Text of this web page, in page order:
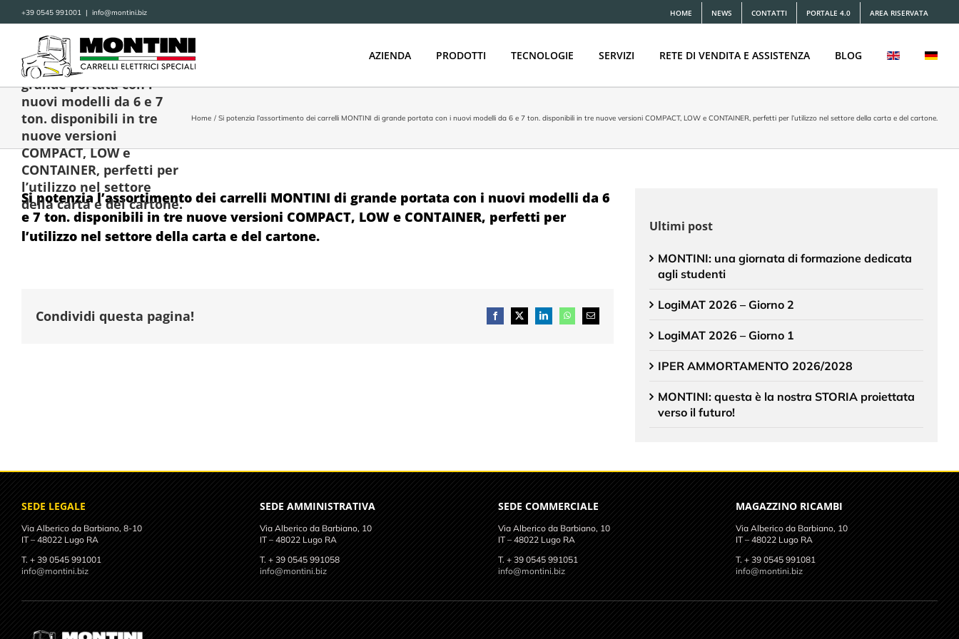
Salta
al
contenuto
+39 0545 991001 | info@montini.biz HOME NEWS CONTATTI PORTALE 4.0 AREA RISERVATA
AZIENDA PRODOTTI TECNOLOGIE SERVIZI RETE DI VENDITA E ASSISTENZA BLOG
Si potenzia
l’assortimento dei
carrelli MONTINI di
grande portata con i
nuovi modelli da 6 e 7
ton. disponibili in tre
nuove versioni
COMPACT, LOW e
CONTAINER, perfetti per
l’utilizzo nel settore
della carta e del cartone.
Home Si potenzia l’assortimento dei carrelli MONTINI di grande portata con i nuovi modelli da 6 e 7 ton. disponibili in tre nuove versioni COMPACT, LOW e CONTAINER, perfetti per l’utilizzo nel settore della carta e del cartone.
Si potenzia l’assortimento dei carrelli MONTINI di grande portata con i nuovi modelli da 6
e 7 ton. disponibili in tre nuove versioni COMPACT, LOW e CONTAINER, perfetti per
l’utilizzo nel settore della carta e del cartone.
Condividi questa pagina! Facebook
X LinkedInWhatsAppEmail
Ultimi post
MONTINI: una giornata di formazione dedicata
agli studenti
LogiMAT 2026 – Giorno 2
LogiMAT 2026 – Giorno 1
IPER AMMORTAMENTO 2026/2028
MONTINI: questa è la nostra STORIA proiettata
verso il futuro!
SEDE LEGALE
Via Alberico da Barbiano, 8-10
IT – 48022 Lugo RA
T. + 39 0545 991001
info@montini.biz
SEDE AMMINISTRATIVA
Via Alberico da Barbiano, 10
IT – 48022 Lugo RA
T. + 39 0545 991058
info@montini.biz
SEDE COMMERCIALE
Via Alberico da Barbiano, 10
IT – 48022 Lugo RA
T. + 39 0545 991051
info@montini.biz
MAGAZZINO RICAMBI
Via Alberico da Barbiano, 10
IT – 48022 Lugo RA
T. + 39 0545 991081
info@montini.biz